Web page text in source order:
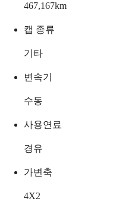
467,167km
캡 종류
기타
변속기
수동
사용연료
경유
가변축
4X2